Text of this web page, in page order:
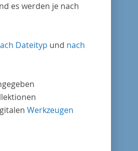
es werden je nach
Dateityp und nach
Werkzeugen